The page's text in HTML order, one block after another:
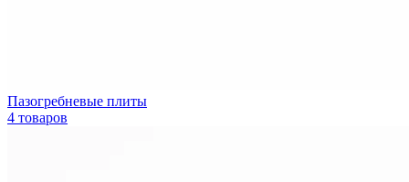
Пазогребневые плиты
4 товаров